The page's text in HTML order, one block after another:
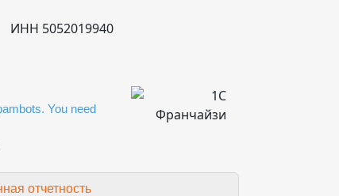
ИНН 5052019940
You need
отчетность